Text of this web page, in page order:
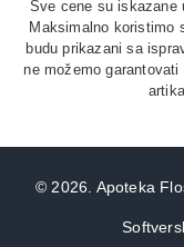
Sve cene su iskazane
Maksimalno koristimo
budu prikazani sa
ne možemo
©2026. Apoteka